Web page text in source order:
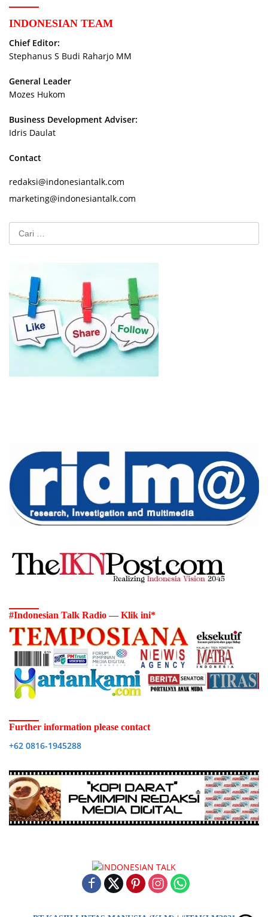
INDONESIAN TEAM
Chief Editor:
Stephanus S Budi Raharjo MM
General Leader
Mozes Hukom
Business Development Adviser:
Idris Daulat
Contact
redaksi@indonesiantalk.com
marketing@indonesiantalk.com
Cari
untuk:
#Indonesian Talk Radio — Klik ini*
Further information please contact
+62 0816-1945288